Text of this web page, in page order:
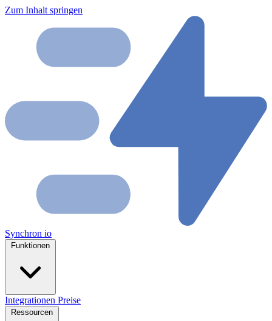
Zum Inhalt springen
Synchron io
Integrationen Preise